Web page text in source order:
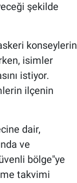
şekilde
konseylerin
isimler
istiyor.
ilçenin
dair,
ve
bölge"ye
takvimi